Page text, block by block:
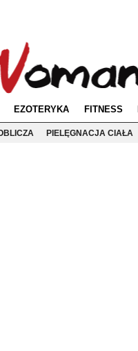
EZOTERYKA FITNESS
PIELĘGNACJA CIAŁA